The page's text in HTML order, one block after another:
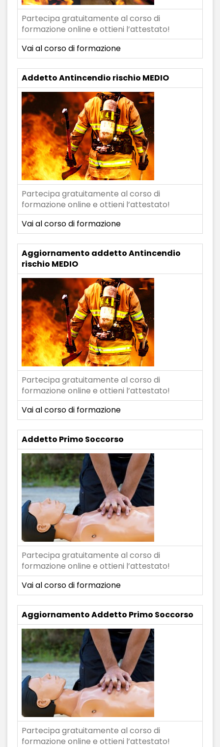
Partecipa gratuitamente al corso di
formazione online e ottieni l’attestato!
Vai al corso di formazione
Addetto Antincendio rischio MEDIO
Partecipa gratuitamente al corso di
formazione online e ottieni l’attestato!
Vai al corso di formazione
Aggiornamento addetto Antincendio
rischio MEDIO
Partecipa gratuitamente al corso di
formazione online e ottieni l’attestato!
Vai al corso di formazione
Addetto Primo Soccorso
Partecipa gratuitamente al corso di
formazione online e ottieni l’attestato!
Vai al corso di formazione
Aggiornamento Addetto Primo Soccorso
Partecipa gratuitamente al corso di
formazione online e ottieni l’attestato!